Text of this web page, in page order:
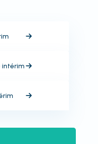
intérim